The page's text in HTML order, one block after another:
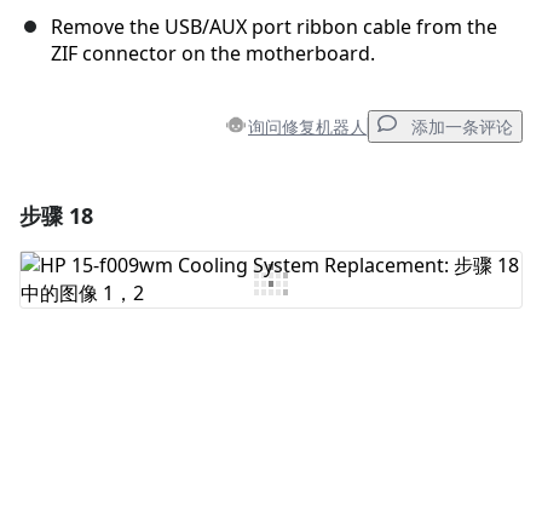
Remove the USB/AUX port ribbon cable from the
ZIF connector on the motherboard.
询问修复机器人 添加一条评论
添加评论
步骤 18